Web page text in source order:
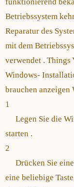
Betriebssystem
Reparatur des
mit dem
verwendet . Things
Windows-
brauchen anzeigen
1
Legen Sie die
starten .
2
Drücken Sie
eine beliebige